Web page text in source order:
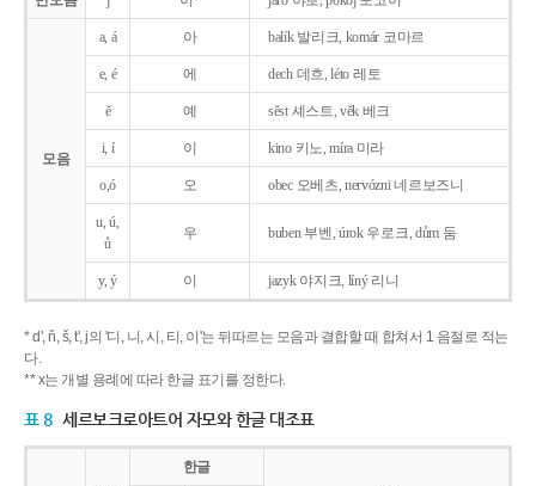
모음
a, á 아 balík 발리크, komár 코마르
e, é 에 dech 데흐, léto 레토
ě 예 sěst 셰스트, věk 베크
i, í 이 kino 키노, míra 미라
o,ó 오 obec 오베츠, nervózni 네르보즈니
u, ú,
ů
우 buben 부벤, úrok 우로크, dům 둠
y, ý 이 jazyk야지크, líný 리니
* d', ň, š, t', j의 '디, 니, 시, 티, 이'는 뒤따르는 모음과 결합할 때 합쳐서 1 음절로 적는
다.
** x는 개별 용례에 따라 한글 표기를 정한다.
표 8 세르보크로아트어 자모와 한글 대조표
한글